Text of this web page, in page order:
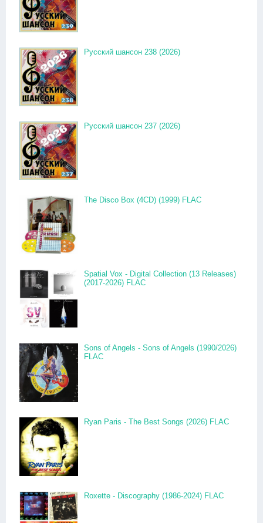
Русский шансон 238 (2026)
Русский шансон 237 (2026)
The Disco Box (4CD) (1999) FLAC
Spatial Vox - Digital Collection (13 Releases)
(2017-2026) FLAC
Sons of Angels - Sons of Angels (1990/2026)
FLAC
Ryan Paris - The Best Songs (2026) FLAC
Roxette - Discography (1986-2024) FLAC